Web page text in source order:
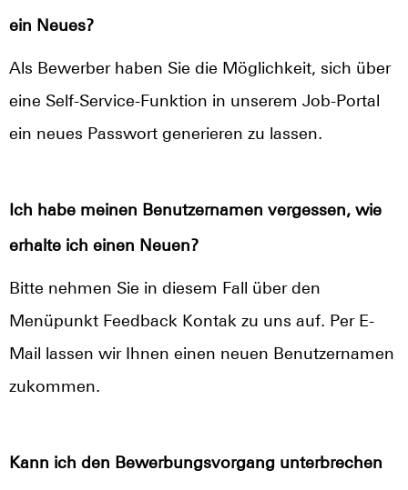
ein Neues?
Als Bewerber haben Sie die Möglichkeit, sich über
eine Self-Service-Funktion in unserem Job-Portal
ein neues Passwort generieren zu lassen.
Ich habe meinen Benutzernamen vergessen, wie
erhalte ich einen Neuen?
Bitte nehmen Sie in diesem Fall über den
Menüpunkt Feedback Kontak zu uns auf. Per E-
Mail lassen wir Ihnen einen neuen Benutzernamen
zukommen.
Kann ich den Bewerbungsvorgang unterbrechen